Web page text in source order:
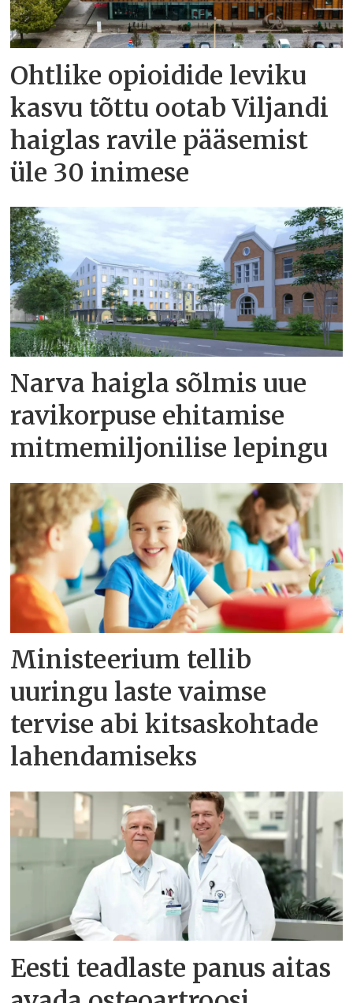
Ohtlike opioidide leviku
kasvu tõttu ootab Viljandi
haiglas ravile pääsemist
üle 30 inimese
Narva haigla sõlmis uue
ravikorpuse ehitamise
mitmemiljonilise lepingu
Ministeerium tellib
uuringu laste vaimse
tervise abi kitsaskohtade
lahendamiseks
Eesti teadlaste panus aitas